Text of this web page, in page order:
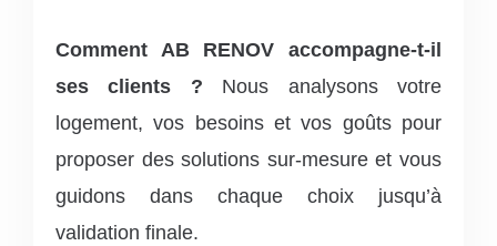
Comment AB RENOV accompagne-t-il
ses clients ? Nous analysons votre
logement, vos besoins et vos goûts pour
proposer des solutions sur-mesure et vous
guidons dans chaque choix jusqu’à
validation finale.